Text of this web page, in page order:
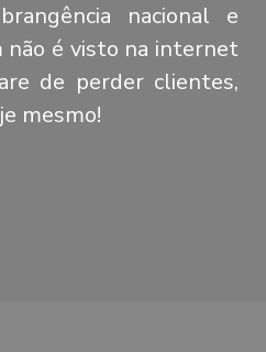
nacional e
não é visto na internet
de perder clientes,
mesmo!